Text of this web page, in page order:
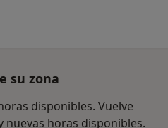
su zona
disponibles. Vuelve
nuevas horas disponibles.